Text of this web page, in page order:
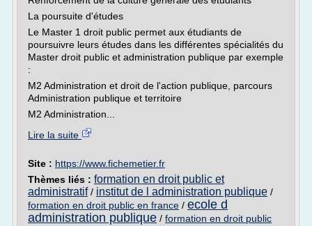
La poursuite d'études
Le Master 1 droit public permet aux étudiants de
poursuivre leurs études dans les différentes spécialités du
Master droit public et administration publique par exemple
:
M2 Administration et droit de l'action publique, parcours
Administration publique et territoire
M2 Administration...
Lire la suite
Site : https://www.fichemetier.fr
Thèmes liés : formation en droit public et
administratif/ institut de l administration publique /
formation en droit public en france / ecole d
administration publique / formation en droit public